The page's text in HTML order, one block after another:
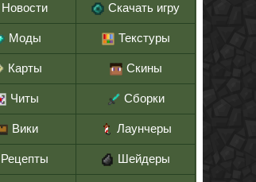
Новости Скачать игру
Моды Текстуры
Карты Скины
Читы Сборки
Вики Лаунчеры
Рецепты Шейдеры